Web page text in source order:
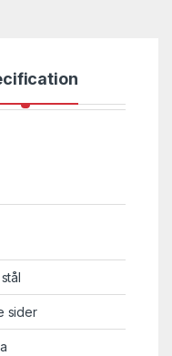
sider